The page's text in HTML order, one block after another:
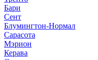
Бари
Сент
Блумингтон-Нормал
Сарасота
Мэрион
Керава